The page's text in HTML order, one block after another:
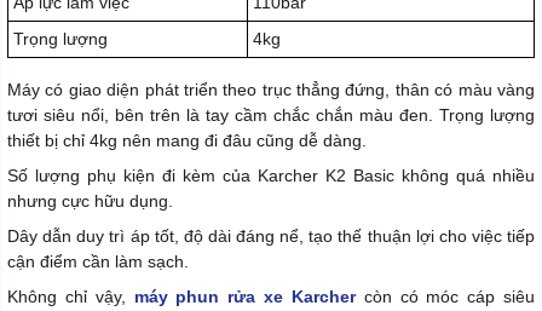
Trọng lượng
4kg
Máy có giao diện phát triển theo trục thẳng đứng, thân có màu vàng
tươi siêu nổi, bên trên là tay cầm chắc chắn màu đen. Trọng lượng
thiết bị chỉ 4kg nên mang đi đâu cũng dễ dàng.
Số lượng phụ kiện đi kèm của Karcher K2 Basic không quá nhiều
nhưng cực hữu dụng.
Dây dẫn duy trì áp tốt, độ dài đáng nể, tạo thế thuận lợi cho việc tiếp
cận điểm cần làm sạch.
Không chỉ vậy, máy phun rửa xe Karchercòn có móc cáp siêu